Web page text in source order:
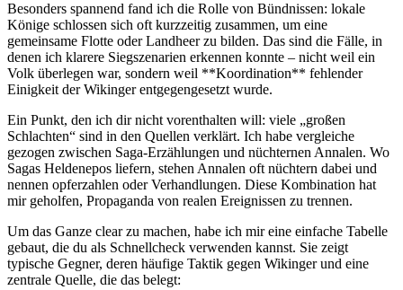
Besonders⁣ spannend fand ich‍ die Rolle von Bündnissen: lokale
⁢Könige schlossen sich ⁤oft kurzzeitig zusammen, um eine
gemeinsame Flotte oder Landheer⁤ zu bilden. Das ‍sind die Fälle,‌ in
denen ich⁣ klarere Siegszenarien erkennen konnte​ – nicht weil ein
⁣Volk überlegen war, sondern weil ⁤**Koordination** fehlender
Einigkeit der Wikinger entgegengesetzt wurde.
Ein Punkt, den ‌ich dir ⁢nicht vorenthalten will: ‍viele „großen⁤
Schlachten“ sind in den Quellen verklärt.⁢ Ich ‌habe⁤ vergleiche
gezogen zwischen Saga-Erzählungen​ und ‍nüchternen ​Annalen. Wo
Sagas Heldenepos⁢ liefern, stehen Annalen ⁢oft nüchtern ⁣dabei und ​
nennen opferzahlen oder Verhandlungen. Diese Kombination hat
⁢mir geholfen, Propaganda⁢ von​ realen ‌Ereignissen zu ​trennen.
Um das Ganze ⁤clear zu machen, habe ich mir eine ‍einfache ⁤Tabelle
gebaut,‍ die du ‍als‌ Schnellcheck​ verwenden kannst. ‍Sie⁢ zeigt ​
typische⁤ Gegner,⁣ deren häufige Taktik gegen​ Wikinger⁣ und eine
zentrale​ Quelle, die​ das belegt: